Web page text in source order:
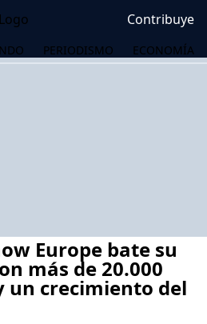
Contribuye
PERIODISMO ECONOMÍA
Europe bate su
más de 20.000
un crecimiento del